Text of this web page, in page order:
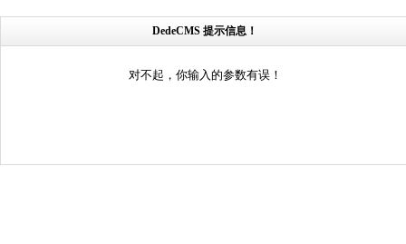
DedeCMS 提示信息！
对不起，你输入的参数有误！